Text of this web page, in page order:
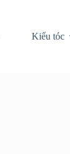
Kiểu tóc